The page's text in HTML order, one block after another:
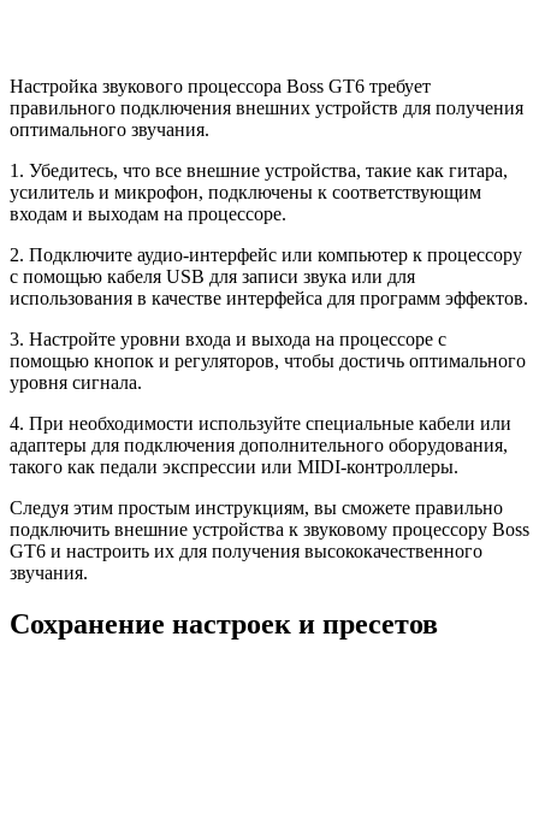
Настройка звукового процессора Boss GT6 требует
правильного подключения внешних устройств для получения
оптимального звучания.
1. Убедитесь, что все внешние устройства, такие как гитара,
усилитель и микрофон, подключены к соответствующим
входам и выходам на процессоре.
2. Подключите аудио-интерфейс или компьютер к процессору
с помощью кабеля USB для записи звука или для
использования в качестве интерфейса для программ эффектов.
3. Настройте уровни входа и выхода на процессоре с
помощью кнопок и регуляторов, чтобы достичь оптимального
уровня сигнала.
4. При необходимости используйте специальные кабели или
адаптеры для подключения дополнительного оборудования,
такого как педали экспрессии или MIDI-контроллеры.
Следуя этим простым инструкциям, вы сможете правильно
подключить внешние устройства к звуковому процессору Boss
GT6 и настроить их для получения высококачественного
звучания.
Сохранение настроек и пресетов